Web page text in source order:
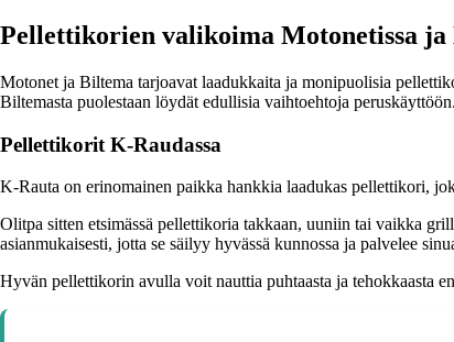
Pellettikorien valikoima Motonetissa ja
Motonet ja Biltema tarjoavat laadukkaita ja monipuolisia
Biltemasta puolestaan löydät edullisia vaihtoehtoja peruskäyttöön.
Pellettikorit K-Raudassa
K-Rauta on erinomainen paikka hankkia laadukas pellettikori,
Olitpa sitten etsimässä pellettikoria takkaan, uuniin tai vaikka
asianmukaisesti, jotta se säilyy hyvässä kunnossa ja palvelee
Hyvän pellettikorin avulla voit nauttia puhtaasta ja tehokkaasta